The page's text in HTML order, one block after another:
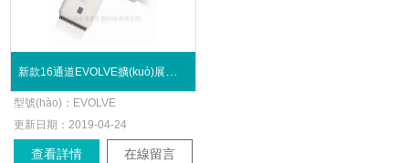
新款16通道EVOLVE擴(kuò)展手動(dòng)移液器系列
型號(hào)： EVOLVE
更新日期：2019-04-24
查看詳情 在線留言